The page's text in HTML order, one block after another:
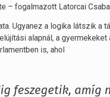
– fogalmazott Latorcai
Ugyanez a logika látszik a
alapnál, a
is, ahol
feszegetik, amíg